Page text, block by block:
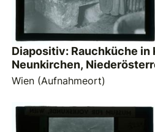
Diapositiv: Rauchküche in
Neunkirchen,
Wien (Aufnahmeort)